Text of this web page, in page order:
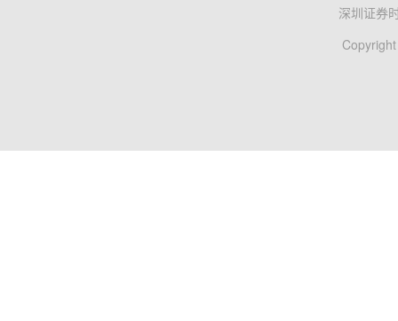
深圳证券